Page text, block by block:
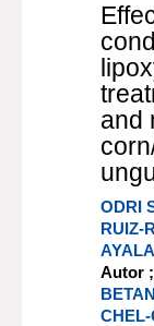
and
ODRI
RUIZ-
AYALA
Autor